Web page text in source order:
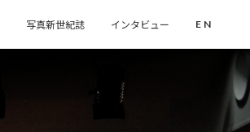
写真新世紀誌 インタビュー EN